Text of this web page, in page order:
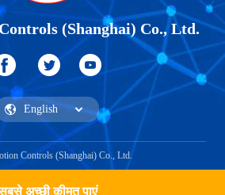
अच्छी कीमत पाएं
(Shanghai) Co., Ltd.
Controls (Shanghai) Co., Ltd.